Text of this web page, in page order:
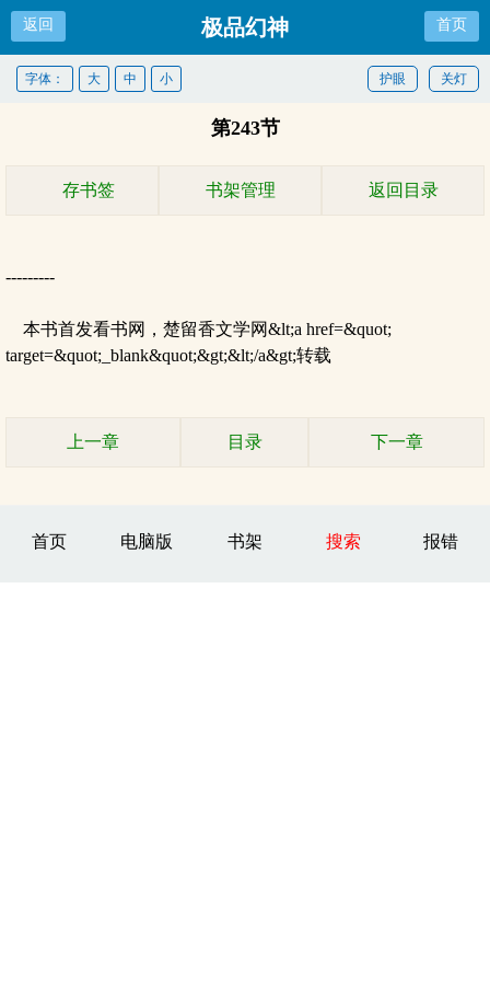
返回 极品幻神 首页
关灯
护眼
字体： 大 中 小
第243节
存书签 书架管理 返回目录
---------
本书首发看书网，楚留香文学网&lt;a href=&quot;
target=&quot;_blank&quot;&gt;&lt;/a&gt;转载
上一章 目录 下一章
首页 电脑版 书架 搜索 报错